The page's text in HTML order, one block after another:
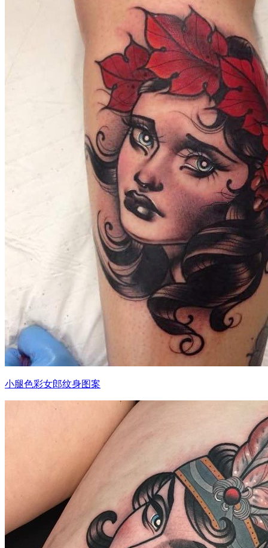
： 服务号：laobingwenshen 订阅号：laobing66666 打造国
文资讯！精美纹身图案及手稿 纹身作品 一站搞定！回复相
问千万素材的微官网，中国最强最全纹身图案尽在其中！
小腿色彩女郎纹身图案